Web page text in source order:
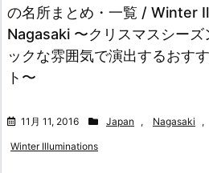
の名所まとめ・一覧 / Winter
Nagasaki 〜クリスマスシー
ックな雰囲気で演出するおす
ト〜
11月 11, 2016 Japan , Nagasaki ,
Winter Illuminations